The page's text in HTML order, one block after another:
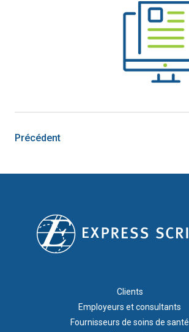
Précédent
Clients
Employeurs et consultants
Fournisseurs de soins de santé